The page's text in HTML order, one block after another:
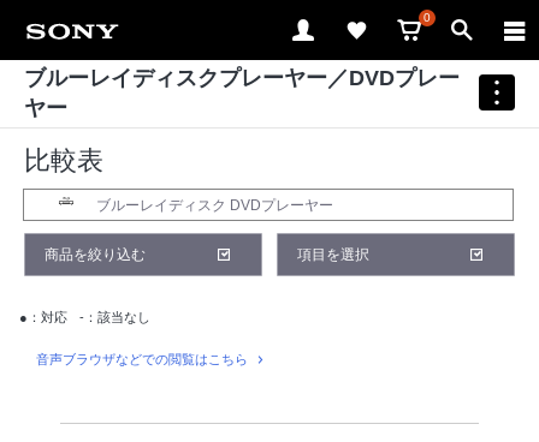
0
ブルーレイディスクプレーヤー／DVDプレー
ヤー
比較表
ブルーレイディスク DVDプレーヤー
商品を絞り込む 項目を選択
●：対応 -：該当なし
音声ブラウザなどでの閲覧はこちら